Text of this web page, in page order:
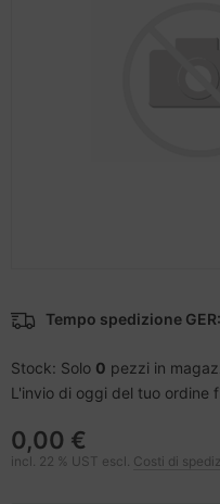
Tempo spedizione GER:
Stock: Solo 0 pezzi in
L'invio di oggi del tuo ordine
0,00 €
incl. 22 % UST escl. Costi di
per telefoni cellulari
Zubehör
da esposizione
madri
e dischi rigidi
Mainboards